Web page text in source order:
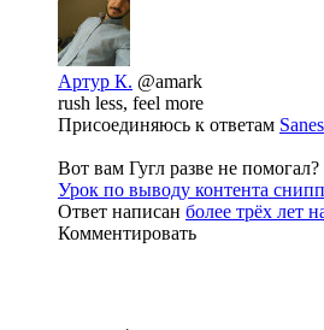
Артур К. @amark
rush less, feel more
Присоединяюсь к ответам Sanes
Вот вам Гугл разве не помогал?
Урок по выводу контента
Ответ написан более трёх лет
Комментировать